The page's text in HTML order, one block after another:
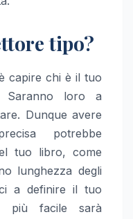
tipo?
capire chi è il tuo
Saranno loro a
Dunque avere
potrebbe
tuo libro, come
lunghezza degli
a definire il tuo
più facile sarà